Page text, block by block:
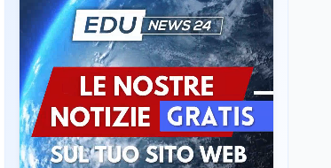
elettorale e Rai. La
premier Meloni attesa a
Bari il 4 settembre per
celebrare il governo più
longevo dell’Italia
repubblicana
Cultura7 ago
Ravenna, il settembre
dantesco nel 705°
anniversario della morte
del Sommo Poeta
Cultura7 ago
Franca Ghitti a Santa